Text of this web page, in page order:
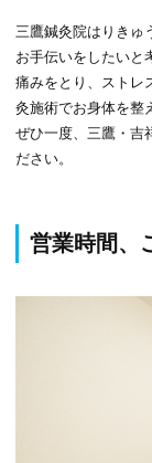
三鷹鍼灸院はりき
お手伝いをしたいと
痛みをとり、ストレ
灸施術でお身体を整
ぜひ一度、三鷹・吉
ださい。
営業時間、